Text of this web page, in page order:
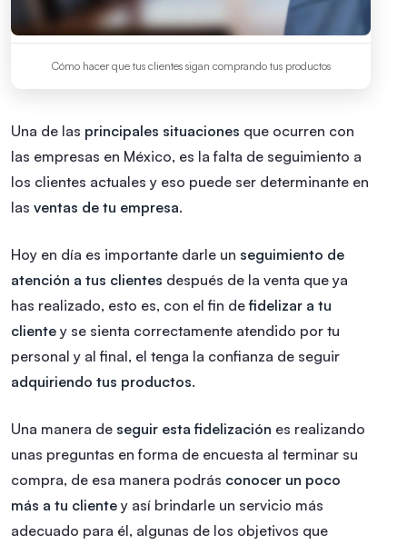
Cómo hacer que tus clientes sigan comprando tus productos
Una de las principales situaciones que ocurren con
las empresas en México, es la falta de seguimiento a
los clientes actuales y eso puede ser determinante en
las ventas de tu empresa.
Hoy en día es importante darle un seguimiento de
atención a tus clientes después de la venta que ya
has realizado, esto es, con el fin defidelizar a tu
cliente y se sienta correctamente atendido por tu
personal y al final, el tenga la confianza de seguir
adquiriendo tus productos.
Una manera de seguir esta fidelización es realizando
unas preguntas en forma de encuesta al terminar su
compra, de esa manera podrás conocer un poco
más a tu cliente y así brindarle un servicio más
adecuado para él, algunas de los objetivos que